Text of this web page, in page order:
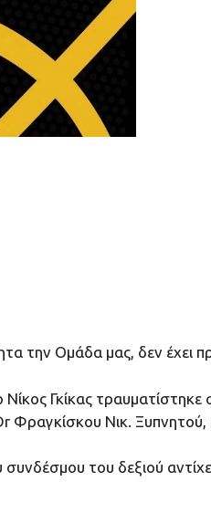
την Ομάδα μας, δεν έχει
Γκίκας τραυματίστηκε
Φραγκίσκου Νικ.
του δεξιού